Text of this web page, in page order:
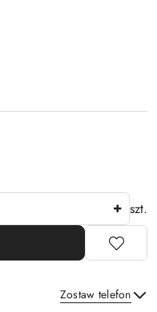
szt.
Zostaw telefon